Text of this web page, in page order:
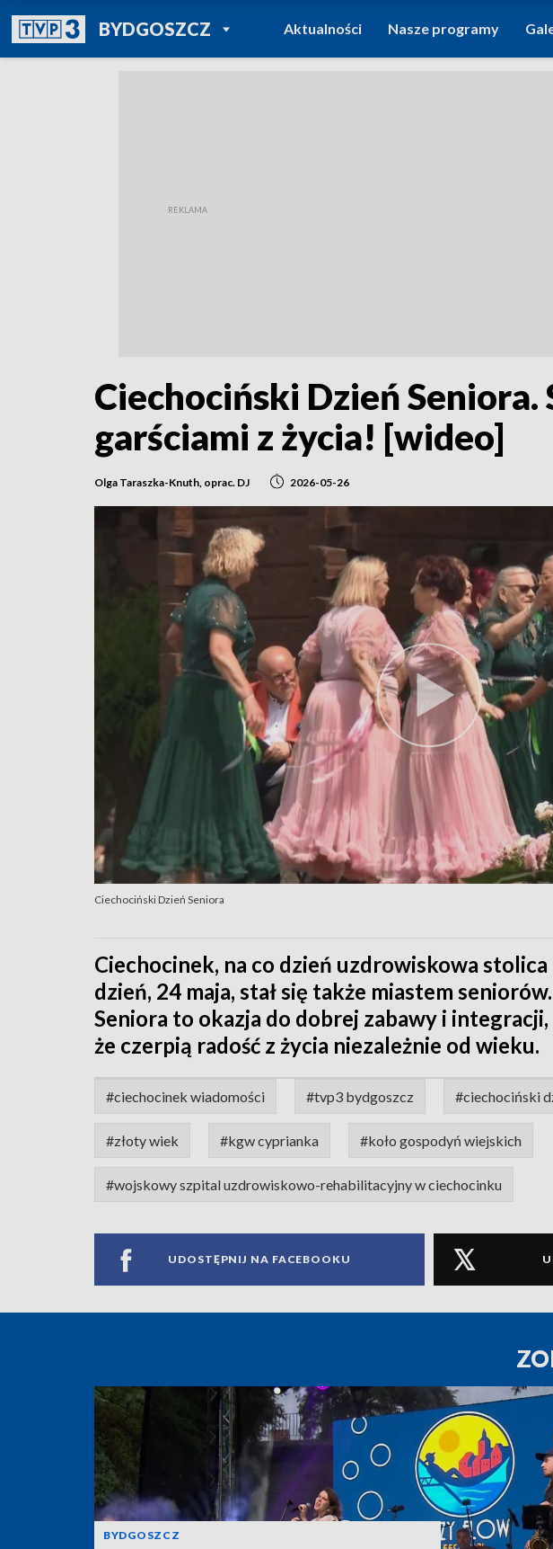
BYDGOSZCZPOWRÓT DO
TVP REGIONY
Aktualności Nasze programy
Ciechociński Dzień
garściami z życia! [wideo]
Olga Taraszka-Knuth, oprac. DJ 2026-05-26
Ciechociński Dzień Seniora
Ciechocinek, na co dzień uzdrowiskowa
dzień, 24 maja, stał się także miastem
Seniora to okazja do dobrej zabawy i
że czerpią radość z życia niezależnie od wieku.
#ciechocinek wiadomości #tvp3 bydgoszcz #ciechociński
#złoty wiek #kgw cyprianka #koło gospodyń wiejskich
#wojskowy szpital uzdrowiskowo-rehabilitacyjny w ciechocinku
UDOSTĘPNIJ NA FACEBOOKU
BYDGOSZCZ